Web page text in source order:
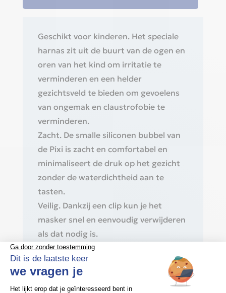
Geschikt voor kinderen. Het speciale
harnas zit uit de buurt van de ogen en
oren van het kind om irritatie te
verminderen en een helder
gezichtsveld te bieden om gevoelens
van ongemak en claustrofobie te
verminderen.
Zacht. De smalle siliconen bubbel van
de Pixi is zacht en comfortabel en
minimaliseert de druk op het gezicht
zonder de waterdichtheid aan te
tasten.
Veilig. Dankzij een clip kun je het
masker snel en eenvoudig verwijderen
als dat nodig is.
Verstelbaar. Twee aansluitpunten op
het circuit maken verschillende
slaapposities en het gebruik van een
fopspeen mogelijk. De lichtgewicht